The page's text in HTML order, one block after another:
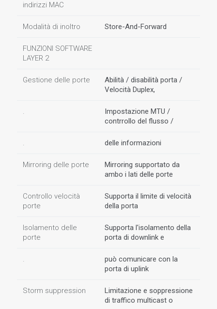
indirizzi MAC
Modalità di inoltro Store-And-Forward
FUNZIONI SOFTWARE
LAYER 2
Gestione delle porte
Abilità / disabilità porta /
Velocità Duplex,
.
Impostazione MTU /
contrrollo del flusso /
. delle informazioni
Mirroring delle porte
Mirroring supportato da
ambo i lati delle porte
Controllo velocità
porte
Supporta il limite di velocità
della porta
Isolamento delle
porte
Supporta l'isolamento della
porta di downlink e
.
può comunicare con la
porta di uplink
Storm suppression
Limitazione e soppressione
di traffico multicast o